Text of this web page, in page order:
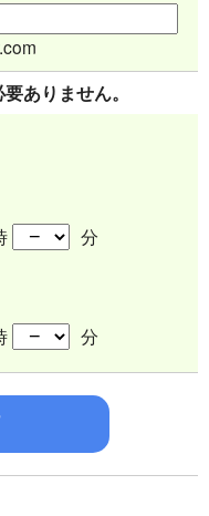
ありません。
分
分